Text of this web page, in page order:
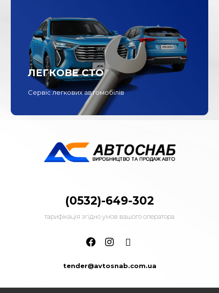
ЛЕГКОВЕ СТО
Сервіс легкових автомобілів
(0532)-649-302
тарифікація згідно умов вашого оператора
tender@avtosnab.com.ua